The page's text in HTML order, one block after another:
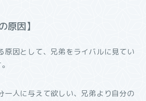
原因】
原因として、兄弟をライバルに見てい
一人に与えて欲しい、兄弟より自分の